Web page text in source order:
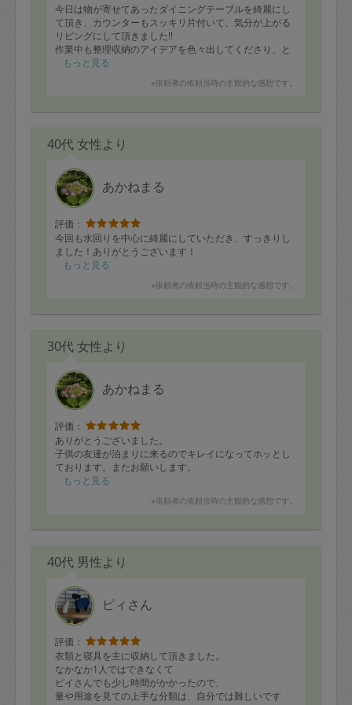
今日は物が寄せてあったダイニングテーブルを綺麗にし
て頂き、カウンターもスッキリ片付いて、気分が上がる
リビングにして頂きました!!
作業中も整理収納のアイデアを色々出してくださり、と
ても楽しい時間です。
理想の家目指して今後とも伴走お願い致します!!
もっと見る
※依頼者の依頼当時の主観的な感想です。
40代 女性より
あかねまる
評価：
今回も水回りを中心に綺麗にしていただき、すっきりし
ました！ありがとうございます！
もっと見る
※依頼者の依頼当時の主観的な感想です。
30代 女性より
あかねまる
評価：
ありがとうございました。
子供の友達が泊まりに来るのでキレイになってホッとし
ております。またお願いします。
もっと見る
※依頼者の依頼当時の主観的な感想です。
40代 男性より
ピィさん
評価：
衣類と寝具を主に収納して頂きました。
なかなか1人ではできなくて
ピイさんでも少し時間がかかったので、
量や用途を見ての上手な分類は、自分では難しいです